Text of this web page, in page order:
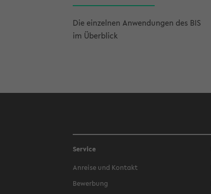
Die ein­zel­nen An­wen­dun­gen des BIS
im Über­blick
Service
An­rei­se und Kon­takt
Be­wer­bung